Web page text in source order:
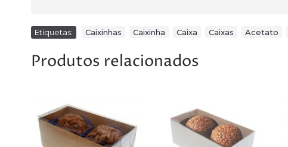
Etiquetas: Caixinhas Caixinha Caixa Caixas Acetato
Produtos relacionados